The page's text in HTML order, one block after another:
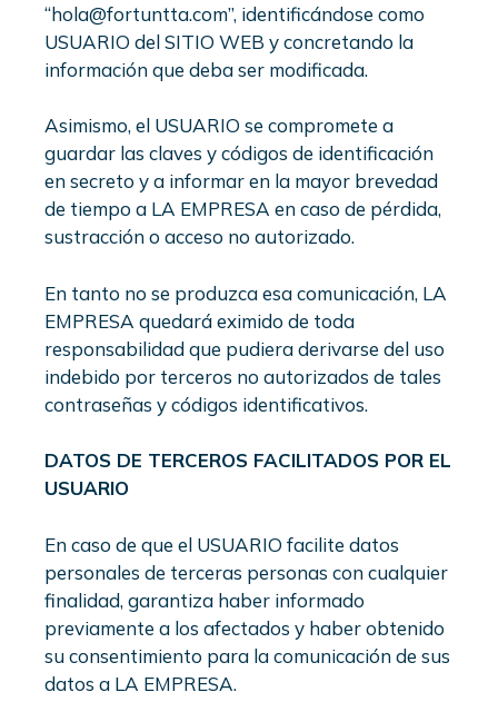
“hola@fortuntta.com”, identificándose como
USUARIO del SITIO WEB y concretando la
información que deba ser modificada.
Asimismo, el USUARIO se compromete a
guardar las claves y códigos de identificación
en secreto y a informar en la mayor brevedad
de tiempo a LA EMPRESA en caso de pérdida,
sustracción o acceso no autorizado.
En tanto no se produzca esa comunicación, LA
EMPRESA quedará eximido de toda
responsabilidad que pudiera derivarse del uso
indebido por terceros no autorizados de tales
contraseñas y códigos identificativos.
DATOS DE TERCEROS FACILITADOS POR EL
USUARIO
En caso de que el USUARIO facilite datos
personales de terceras personas con cualquier
finalidad, garantiza haber informado
previamente a los afectados y haber obtenido
su consentimiento para la comunicación de sus
datos a LA EMPRESA.